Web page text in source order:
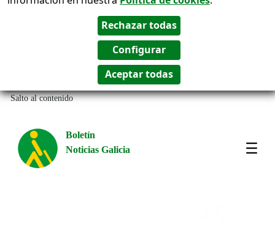
Salto al contenido
Boletín
Noticias Galicia